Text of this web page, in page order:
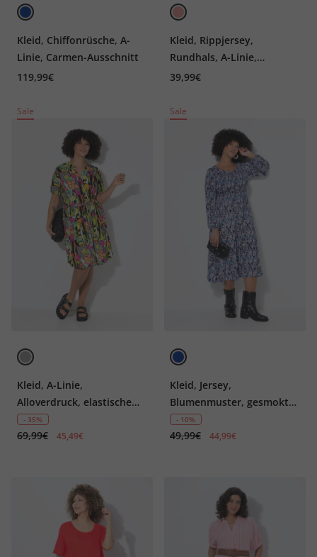
Kleid, Chiffonrüsche, A-
Linie, Carmen-Ausschnitt
119,99€
Kleid, Rippjersey,
Rundhals, A-Linie,
Halbarm
39,99€
Sale
Kleid, A-Linie,
Alloverdruck, elastische
Taille
- 35%
69,99€ 45,49€
Sale
Kleid, Jersey,
Blumenmuster, gesmoktes
Oberteil, weiter Rock
- 10%
49,99€ 44,99€